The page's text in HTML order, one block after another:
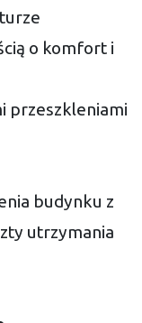
o komfort i
przeszkleniami
budynku z
utrzymania